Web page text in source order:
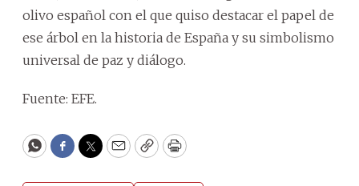
olivo español con el que quiso destacar el papel de
ese árbol en la historia de España y su simbolismo
universal de paz y diálogo.
Fuente: EFE.
WhatsApp
Facebook
Twitter
EmailCopyPrint